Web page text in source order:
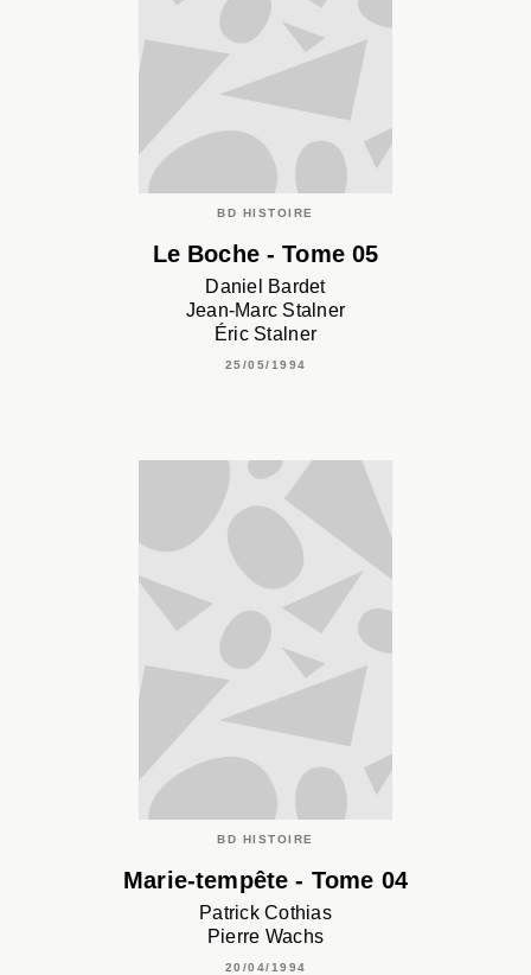
BD HISTOIRE
Le Boche - Tome 05
Daniel Bardet
Jean-Marc Stalner
Éric Stalner
25/05/1994
BD HISTOIRE
Marie-tempête - Tome 04
Patrick Cothias
Pierre Wachs
20/04/1994